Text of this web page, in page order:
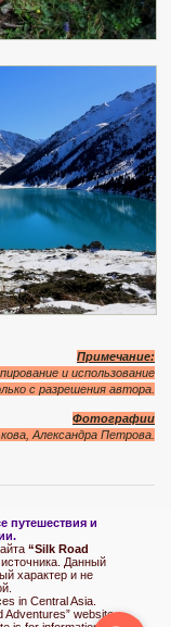
Примечание:
и использование
с разрешения автора.
Фотографии
Александра Петрова.
е путешествия и
“Silk Road
Данный
характер и не
in Central Asia.
Adventures” website